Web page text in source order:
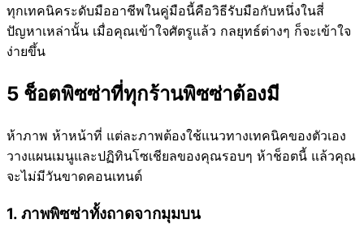
ทุกเทคนิคระดับมืออาชีพในคู่มือนี้คือวิธีรับมือกับหนึ่งในสี่
ปัญหาเหล่านั้น เมื่อคุณเข้าใจศัตรูแล้ว กลยุทธ์ต่างๆ ก็จะเข้าใจ
ง่ายขึ้น
5 ช็อตพิซซ่าที่ทุกร้านพิซซ่าต้องมี
ห้าภาพ ห้าหน้าที่ แต่ละภาพต้องใช้แนวทางเทคนิคของตัวเอง
วางแผนเมนูและปฏิทินโซเชียลของคุณรอบๆ ห้าช็อตนี้ แล้วคุณ
จะไม่มีวันขาดคอนเทนต์
1. ภาพพิซซ่าทั้งถาดจากมุมบน